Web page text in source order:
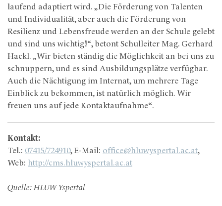
laufend adaptiert wird. „Die Förderung von Talenten
und Individualität, aber auch die Förderung von
Resilienz und Lebensfreude werden an der Schule gelebt
und sind uns wichtig!“, betont Schulleiter Mag. Gerhard
Hackl. „Wir bieten ständig die Möglichkeit an bei uns zu
schnuppern, und es sind Ausbildungsplätze verfügbar.
Auch die Nächtigung im Internat, um mehrere Tage
Einblick zu bekommen, ist natürlich möglich. Wir
freuen uns auf jede Kontaktaufnahme“.
Kontakt:
Tel.: 07415/724910, E-Mail: office@hluwyspertal.ac.at,
Web: http://cms.hluwyspertal.ac.at
Quelle: HLUW Yspertal